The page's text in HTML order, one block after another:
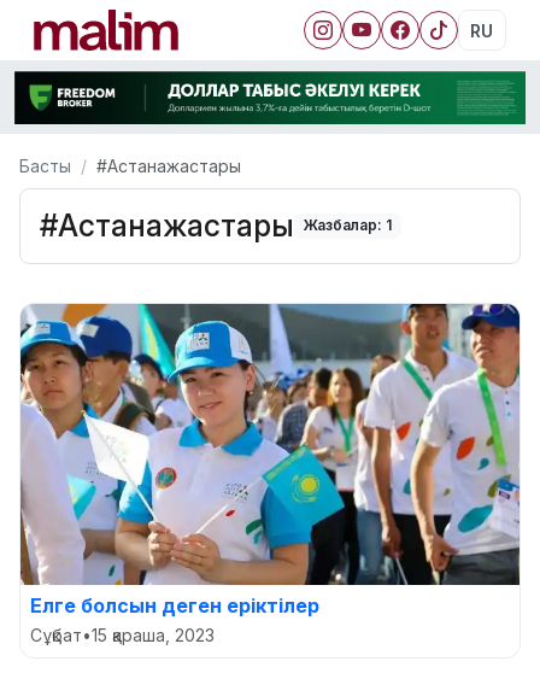
RU
Басты #Астанажастары
#Астанажастары Жазбалар: 1
Елге болсын деген еріктілер
Сұқбат•15 қараша, 2023